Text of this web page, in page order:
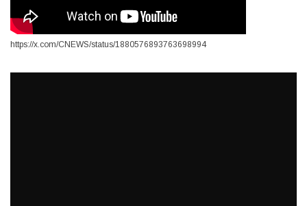
https://x.com/CNEWS/status/1880576893763698994